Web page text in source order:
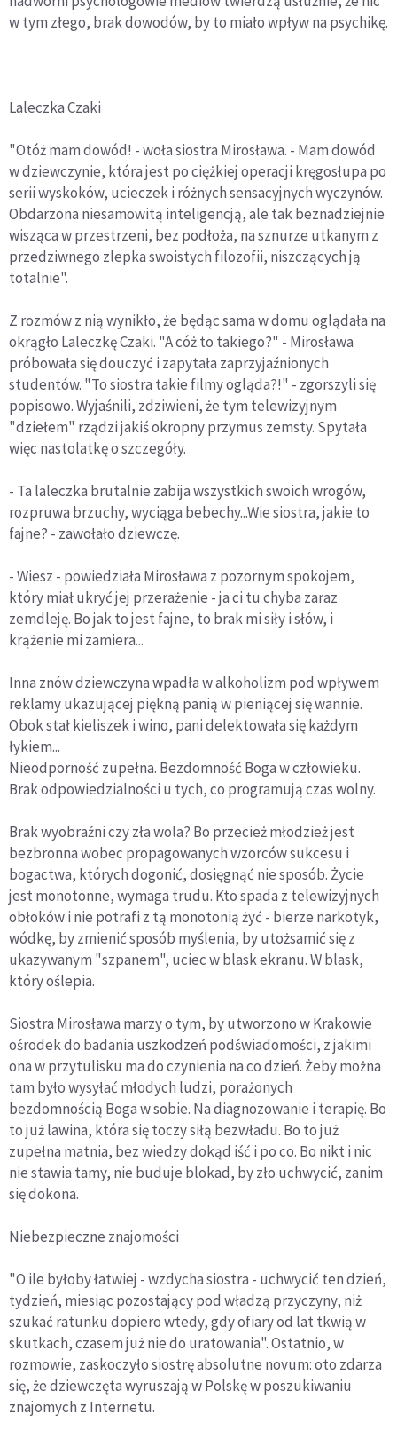
w tym złego, brak dowodów, by to miało wpływ na psychikę.
Laleczka Czaki
"Otóż mam dowód! - woła siostra Mirosława. - Mam dowód
w dziewczynie, która jest po ciężkiej operacji kręgosłupa po
serii wyskoków, ucieczek i różnych sensacyjnych wyczynów.
Obdarzona niesamowitą inteligencją, ale tak beznadziejnie
wisząca w przestrzeni, bez podłoża, na sznurze utkanym z
przedziwnego zlepka swoistych filozofii, niszczących ją
totalnie".
Z rozmów z nią wynikło, że będąc sama w domu oglądała na
okrągło Laleczkę Czaki. "A cóż to takiego?" - Mirosława
próbowała się douczyć i zapytała zaprzyjaźnionych
studentów. "To siostra takie filmy ogląda?!" - zgorszyli się
popisowo. Wyjaśnili, zdziwieni, że tym telewizyjnym
"dziełem" rządzi jakiś okropny przymus zemsty. Spytała
więc nastolatkę o szczegóły.
- Ta laleczka brutalnie zabija wszystkich swoich wrogów,
rozpruwa brzuchy, wyciąga bebechy...Wie siostra, jakie to
fajne? - zawołało dziewczę.
- Wiesz - powiedziała Mirosława z pozornym spokojem,
który miał ukryć jej przerażenie - ja ci tu chyba zaraz
zemdleję. Bo jak to jest fajne, to brak mi siły i słów, i
krążenie mi zamiera...
Inna znów dziewczyna wpadła w alkoholizm pod wpływem
reklamy ukazującej piękną panią w pieniącej się wannie.
Obok stał kieliszek i wino, pani delektowała się każdym
łykiem...
Nieodporność zupełna. Bezdomność Boga w człowieku.
Brak odpowiedzialności u tych, co programują czas wolny.
Brak wyobraźni czy zła wola? Bo przecież młodzież jest
bezbronna wobec propagowanych wzorców sukcesu i
bogactwa, których dogonić, dosięgnąć nie sposób. Życie
jest monotonne, wymaga trudu. Kto spada z telewizyjnych
obłoków i nie potrafi z tą monotonią żyć - bierze narkotyk,
wódkę, by zmienić sposób myślenia, by utożsamić się z
ukazywanym "szpanem", uciec w blask ekranu. W blask,
który oślepia.
Siostra Mirosława marzy o tym, by utworzono w Krakowie
ośrodek do badania uszkodzeń podświadomości, z jakimi
ona w przytulisku ma do czynienia na co dzień. Żeby można
tam było wysyłać młodych ludzi, porażonych
bezdomnością Boga w sobie. Na diagnozowanie i terapię. Bo
to już lawina, która się toczy siłą bezwładu. Bo to już
zupełna matnia, bez wiedzy dokąd iść i po co. Bo nikt i nic
nie stawia tamy, nie buduje blokad, by zło uchwycić, zanim
się dokona.
Niebezpieczne znajomości
"O ile byłoby łatwiej - wzdycha siostra - uchwycić ten dzień,
tydzień, miesiąc pozostający pod władzą przyczyny, niż
szukać ratunku dopiero wtedy, gdy ofiary od lat tkwią w
skutkach, czasem już nie do uratowania". Ostatnio, w
rozmowie, zaskoczyło siostrę absolutne novum: oto zdarza
się, że dziewczęta wyruszają w Polskę w poszukiwaniu
znajomych z Internetu.